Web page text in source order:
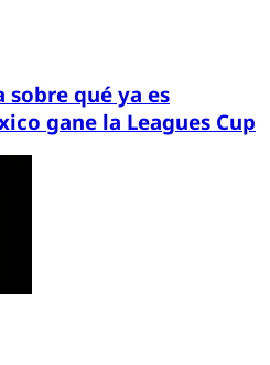
sobre qué ya es
gane la Leagues Cup